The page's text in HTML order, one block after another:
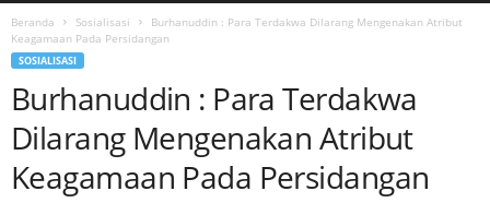
Beranda Sosialisasi
Burhanuddin : Para Terdakwa Dilarang Mengenakan Atribut
Keagamaan Pada Persidangan
SOSIALISASI
Burhanuddin : Para Terdakwa
Dilarang Mengenakan Atribut
Keagamaan Pada Persidangan